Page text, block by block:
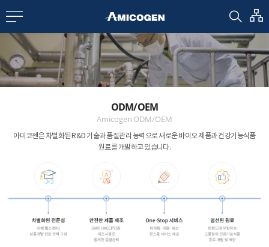
CN
us
ODM/OEM
Amicogen ODM/OEM
아미코젠은 차별화된 R&D 기술과 품질관리 능력으로새로운 바이오 제품과 건강기능식품
원료를 개발하고 있습니다.